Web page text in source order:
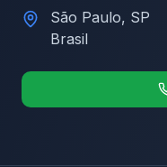
São Paulo, SP
Brasil